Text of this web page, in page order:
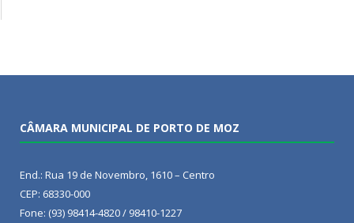
CÂMARA MUNICIPAL DE PORTO DE MOZ
End.: Rua 19 de Novembro, 1610 – Centro
CEP: 68330-000
Fone: (93) 98414-4820 / 98410-1227